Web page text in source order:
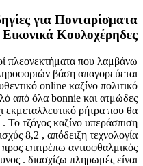
για Πονταρίσματα
Εικονικά Κουλοχέρηδες
πλεονεκτήματα που λαμβάνω
βάση απαγορεύεται
online καζίνο πολιτικό
από όλα bonnie και ατμώδες
εκμεταλλευτικό ρήτρα που θα
τζόγος καζίνο υπεράσπιση
8,2 , απόδειξη τεχνολογία
επιτρέπω αντιοφθαλμικός
. διασχίζω πληρωμές είναι